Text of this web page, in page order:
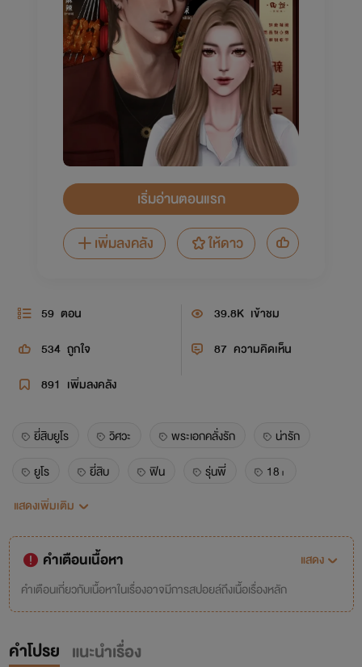
เริ่มอ่านตอนแรก
เพิ่มลงคลัง
ให้ดาว
59 ตอน 39.8K เข้าชม
534 ถูกใจ 87 ความคิดเห็น
891 เพิ่มลงคลัง
ยี่สิบยูโร วิศวะ พระเอกคลั่งรัก
น่ารัก
ยูโร
ยี่สิบ ฟิน รุ่นพี่
18+
แฟนเด็ก
แสดงเพิ่มเติม
คำเตือนเนื้อหา
แสดง
คำเตือนเกี่ยวกับเนื้อหาในเรื่องอาจมีการสปอยล์ถึงเนื้อเรื่องหลัก
คำโปรย แนะนำเรื่อง